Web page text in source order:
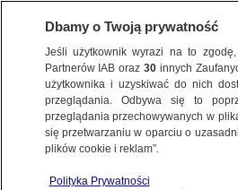
PROGRAMY
Dbamy o Twoją prywatność
Jeśli użytkownik wyrazi na to
Partnerów IAB oraz30 innych
użytkownika i uzyskiwać do nich
przeglądania. Odbywa się to
przeglądania przechowywanych w
się przetwarzaniu w oparciu o
plików cookie i reklam”.
Polityka Prywatności